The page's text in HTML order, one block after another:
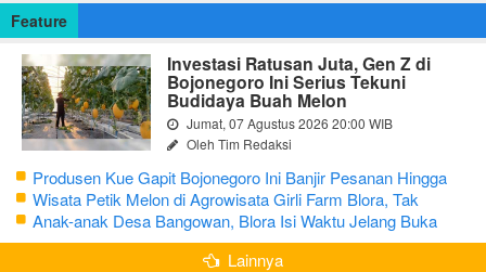
Feature
Investasi Ratusan Juta, Gen Z di
Bojonegoro Ini Serius Tekuni
Budidaya Buah Melon
Jumat, 07 Agustus 2026 20:00 WIB
Oleh Tim Redaksi
Produsen Kue Gapit Bojonegoro Ini Banjir Pesanan Hingga
Puluhan Juta di Bulan Ramadan
Wisata Petik Melon di Agrowisata Girli Farm Blora, Tak
Sampai 5 Hari Sudah Ludes Terjual
Anak-anak Desa Bangowan, Blora Isi Waktu Jelang Buka
Puasa dengan Latihan Gamelan
Lainnya